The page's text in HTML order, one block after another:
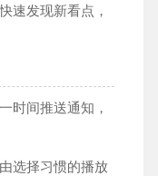
速发现新看点，
时间推送通知，
选择习惯的播放